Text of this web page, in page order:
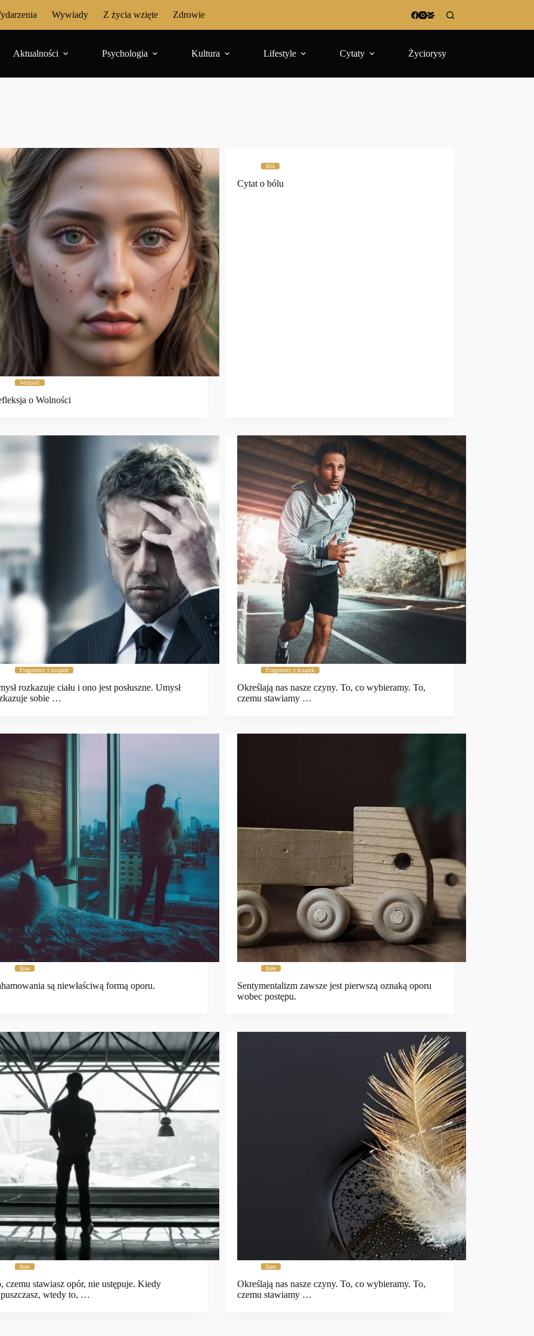
Wywiady Z życia wzięte Zdrowie
Aktualności Psychologia Kultura Lifestyle Cytaty Życiorysy
Wolność
o Wolności
Ból
Cytat o bólu
Fragmenty z książek
rozkazuje ciału i ono jest posłuszne. Umysł
sobie …
Fragmenty z książek
Określają nas nasze czyny. To, co wybieramy. To,
czemu stawiamy …
Inne
są niewłaściwą formą oporu.
Inne
Sentymentalizm zawsze jest pierwszą oznaką oporu
wobec postępu.
Inne
czemu stawiasz opór, nie ustępuje. Kiedy
wtedy to, …
Inne
Określają nas nasze czyny. To, co wybieramy. To,
czemu stawiamy …